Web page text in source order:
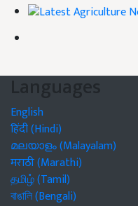
Languages
English
हिंदी (Hindi)
മലയാളം (Malayalam)
मराठी (Marathi)
தமிழ் (Tamil)
বাঙালি (Bengali)